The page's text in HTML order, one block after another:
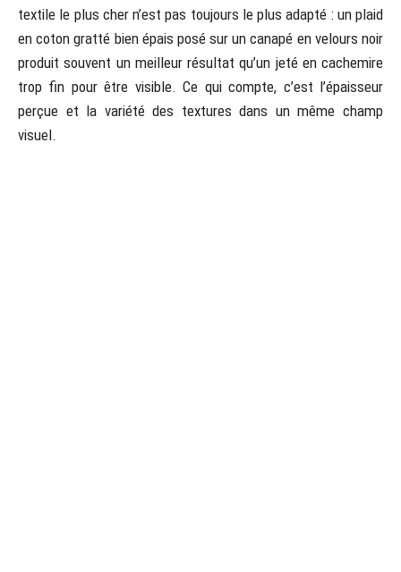
textile le plus cher n’est pas toujours le plus adapté : un plaid
en coton gratté bien épais posé sur un canapé en velours noir
produit souvent un meilleur résultat qu’un jeté en cachemire
trop fin pour être visible. Ce qui compte, c’est l’épaisseur
perçue et la variété des textures dans un même champ
visuel.